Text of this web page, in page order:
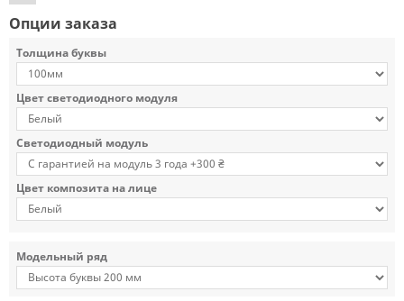
Опции заказа
Толщина буквы
Цвет светодиодного модуля
Светодиодный модуль
Цвет композита на лице
Модельный ряд